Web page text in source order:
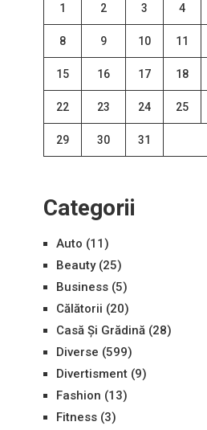
1 2 3 4
8 9 10 11
15 16 17 18
22 23 24 25
29 30 31
Categorii
Auto (11)
Beauty(25)
Business(5)
Călătorii (20)
Casă Și Grădină(28)
Diverse (599)
Divertisment(9)
Fashion (13)
Fitness(3)